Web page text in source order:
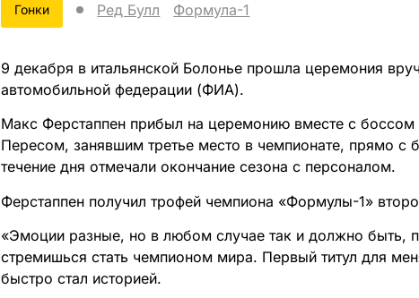
Гонки Ред Булл Формула-1
9 декабря в итальянской Болонье прошла церемония
автомобильной федерации (ФИА).
Макс Ферстаппен прибыл на церемонию вместе с
Пересом, занявшим третье место в чемпионате, прямо с
течение дня отмечали окончание сезона с персоналом.
Ферстаппен получил трофей чемпиона «Формулы-1»
«Эмоции разные, но в любом случае так и должно быть,
стремишься стать чемпионом мира. Первый титул для
быстро стал историей.